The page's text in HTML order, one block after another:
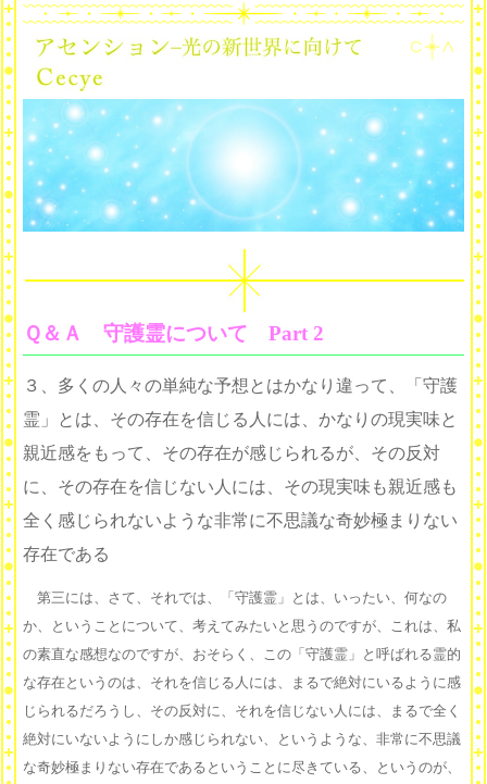
Ｑ＆Ａ 守護霊について Part 2
３、多くの人々の単純な予想とはかなり違って、「守護
霊」とは、その存在を信じる人には、かなりの現実味と
親近感をもって、その存在が感じられるが、その反対
に、その存在を信じない人には、その現実味も親近感も
全く感じられないような非常に不思議な奇妙極まりない
存在である
第三には、さて、それでは、「守護霊」とは、いったい、何なの
か、ということについて、考えてみたいと思うのですが、これは、私
の素直な感想なのですが、おそらく、この「守護霊」と呼ばれる霊的
な存在というのは、それを信じる人には、まるで絶対にいるように感
じられるだろうし、その反対に、それを信じない人には、まるで全く
絶対にいないようにしか感じられない、というような、非常に不思議
な奇妙極まりない存在であるということに尽きている、というのが、